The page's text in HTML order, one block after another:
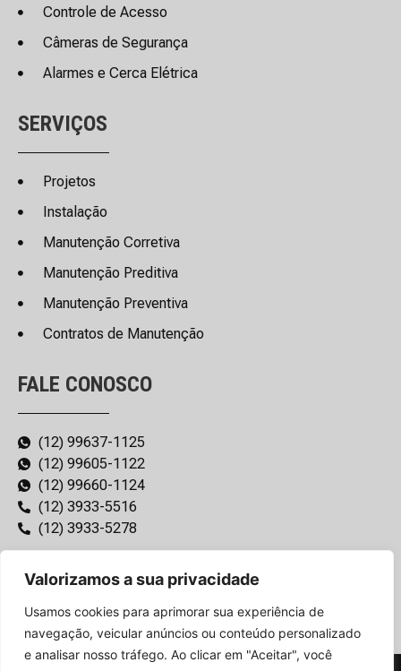
Valorizamos a sua privacidade
Usamos cookies para aprimorar sua experiência de
navegação, veicular anúncios ou conteúdo personalizado
e analisar nosso tráfego. Ao clicar em "Aceitar", você
Controle de Acesso
Câmeras de Segurança
Alarmes e Cerca Elétrica
SERVIÇOS
Projetos
Instalação
Manutenção Corretiva
Manutenção Preditiva
Manutenção Preventiva
Contratos de Manutenção
FALE CONOSCO
(12) 99637-1125
(12) 99605-1122
(12) 99660-1124
(12) 3933-5516
(12) 3933-5278
José – São José dos Campos – CEP: 12237-865